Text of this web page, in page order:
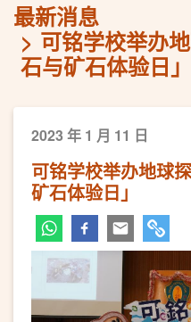
最新消息
可铭学校举办
石与矿石体验日」
2023 年 1 月 11 日
可铭学校举办地球
矿石体验日」